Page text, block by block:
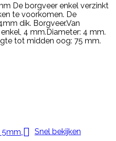
De borgveer enkel verzinkt
te voorkomen. De
dik. Borgveer.Van
4 mm.Diameter: 4 mm.
tot midden oog: 75 mm.
 Snel bekijken